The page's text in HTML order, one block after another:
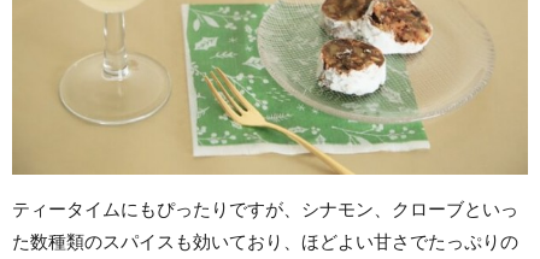
ティータイムにもぴったりですが、シナモン、クローブといっ
た数種類のスパイスも効いており、ほどよい甘さでたっぷりの